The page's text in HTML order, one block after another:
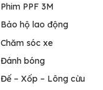
Phim PPF 3M
Bảo hộ lao động
Chăm sóc xe
Đánh bóng
Đế – Xốp – Lông cừu